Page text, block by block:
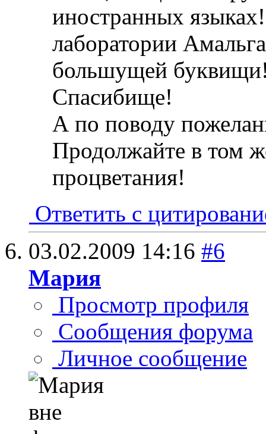
иностранных
лаборатории
большущей
Спасибище!
А по поводу
Продолжайте в том
процветания!
Ответить с
03.02.2009 14:16 #6
Мария
Просмотр профиля
Сообщения форума
Личное сообщение